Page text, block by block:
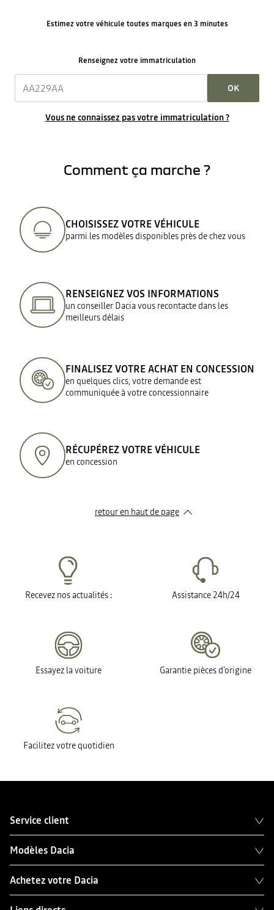
Estimez votre véhicule toutes marques en 3 minutes
Renseignez votre immatriculation
OK
Vous ne connaissez pas votre immatriculation ?
Comment ça marche ?
CHOISISSEZ VOTRE VÉHICULE
parmi les modèles disponibles près de chez vous
RENSEIGNEZ VOS INFORMATIONS
un conseiller Dacia vous recontacte dans les
meilleurs délais
FINALISEZ VOTRE ACHAT EN CONCESSION
en quelques clics, votre demande est
communiquée à votre concessionnaire
RÉCUPÉREZ VOTRE VÉHICULE
en concession
retour en haut de page​
Recevez nos actualités : Assistance 24h/24
Essayez la voiture Garantie pièces d'origine
Facilitez votre quotidien
Service client
Modèles Dacia
Achetez votre Dacia